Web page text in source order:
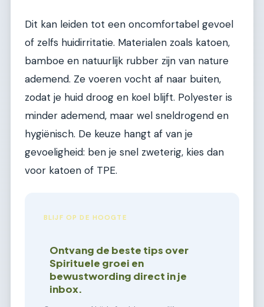
Dit kan leiden tot een oncomfortabel gevoel
of zelfs huidirritatie. Materialen zoals katoen,
bamboe en natuurlijk rubber zijn van nature
ademend. Ze voeren vocht af naar buiten,
zodat je huid droog en koel blijft. Polyester is
minder ademend, maar wel sneldrogend en
hygiënisch. De keuze hangt af van je
gevoeligheid: ben je snel zweterig, kies dan
voor katoen of TPE.
BLIJF OP DE HOOGTE
Ontvang de beste tips over
Spirituele groei en
bewustwording direct in je
inbox.